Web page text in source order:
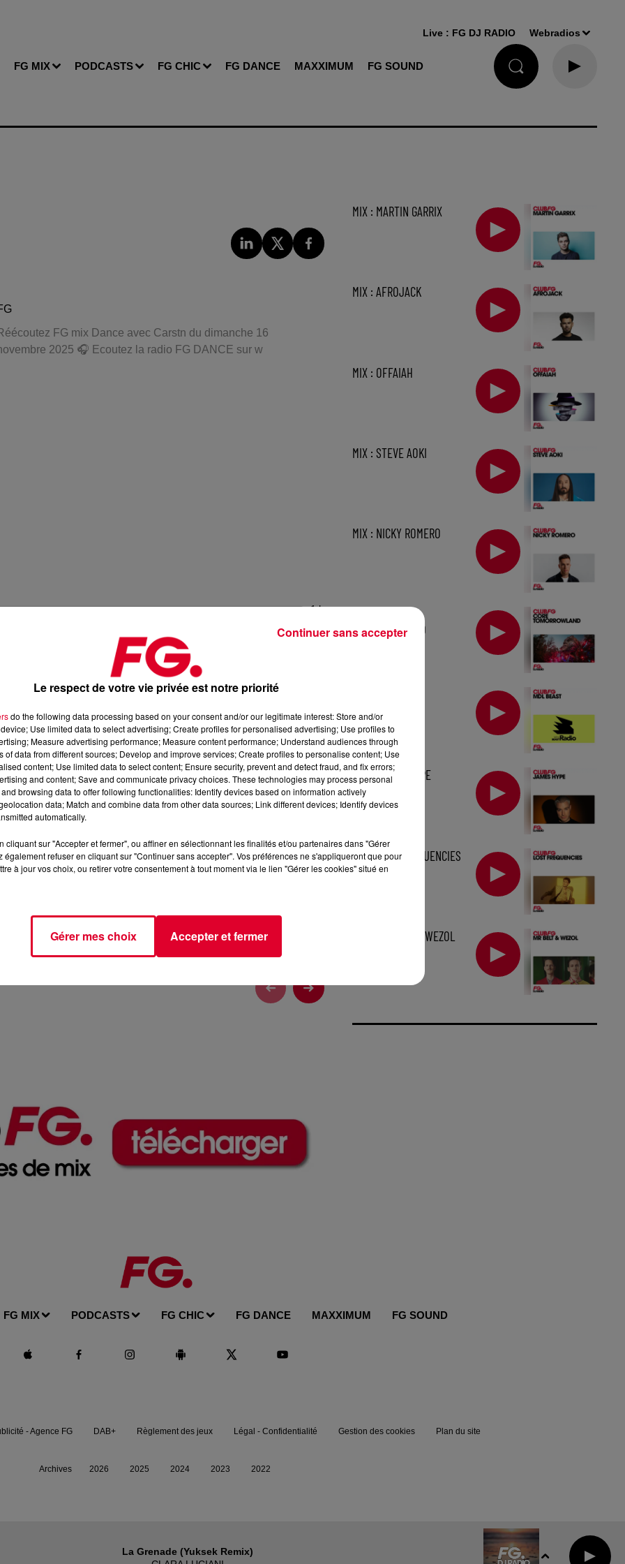
FG MIX PODCASTS FG CHIC FG DANCE MAXXIMUM FG SOUND
Live : FG DJ RADIO Webradios
FG mix Dance avec Carstn du dimanche 16
2025 🎧 Ecoutez la radio FG DANCE sur w
1 h
2025
, 📱 et sur l’Application FG (IOShttps://urlz.fr/hhZxGoogle
rave et tech-house
MIX : MARTIN GARRIX
MIX : AFROJACK
MIX : OFFAIAH
MIX : STEVE AOKI
MIX : NICKY ROMERO
TOMORROWLAND
MIX : JAMES HYPE
MIX : LOST FREQUENCIES
MIX : MR BELT & WEZOL
FG MIX PODCASTS FG CHIC FG DANCE MAXXIMUM FG SOUND
La Grenade (yuksek Remix)
- Agence FG DAB+ Règlement des jeux Légal - Confidentialité Gestion des cookies Plan du site
Archives 2026 2025 2024 2023 2022
Le respect de votre vie privée est notre priorité
do the following data processing based on your consent and/or our legitimate interest: Store and/or
Use limited data to select advertising; Create profiles for personalised advertising; Use profiles to
Measure advertising performance; Measure content performance; Understand audiences through
of data from different sources; Develop and improve services; Create profiles to personalise content; Use
content; Use limited data to select content; Ensure security, prevent and detect fraud, and fix errors;
and content; Save and communicate privacy choices. These technologies may process personal
browsing data to offer following functionalities: Identify devices based on information actively
data; Match and combine data from other data sources; Link different devices; Identify devices
automatically.
cliquant sur "Accepter et fermer", ou affiner en sélectionnant les finalités et/ou partenaires dans "Gérer
également refuser en cliquant sur "Continuer sans accepter". Vos préférences ne s'appliqueront que pour
à jour vos choix, ou retirer votre consentement à tout moment via le lien "Gérer les cookies" situé en
Gérer mes choix Accepter et fermer
Continuer sans accepter